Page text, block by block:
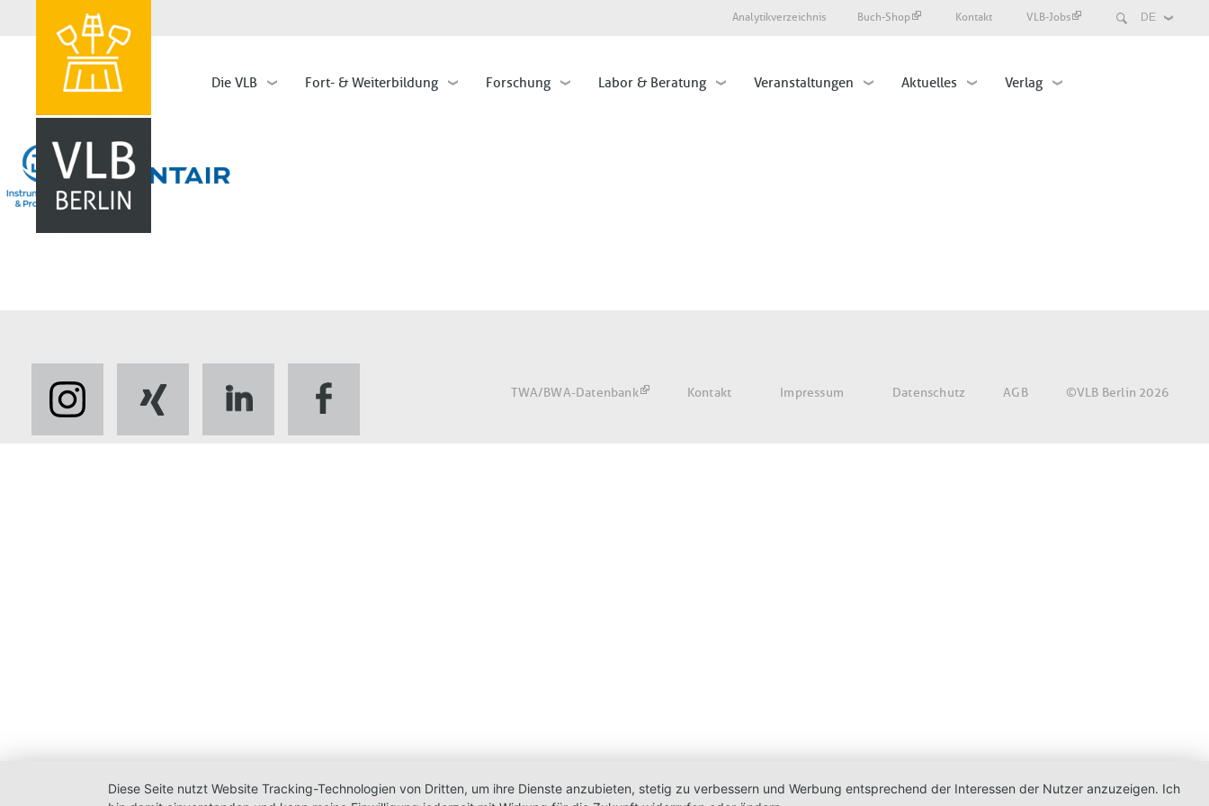
Select
Search
Analytikverzeichnis Buch-Shop Kontakt VLB-Jobs
Die VLB Fort- & Weiterbildung Forschung Labor & Beratung Veranstaltungen Aktuelles Verlag
©VLB Berlin 2026
Fußbereich AGB
Datenschutz
Impressum
Kontakt
TWA/BWA-Datenbank
Diese Seite nutzt Website Tracking-Technologien von Dritten, um ihre Dienste anzubieten, stetig zu verbessern und Werbung entsprechend der Interessen der Nutzer anzuzeigen. Ich